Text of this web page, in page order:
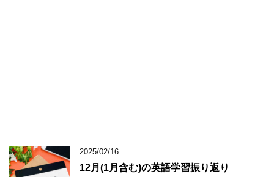
2025/02/16
12月(1月含む)の英語学習振り返り